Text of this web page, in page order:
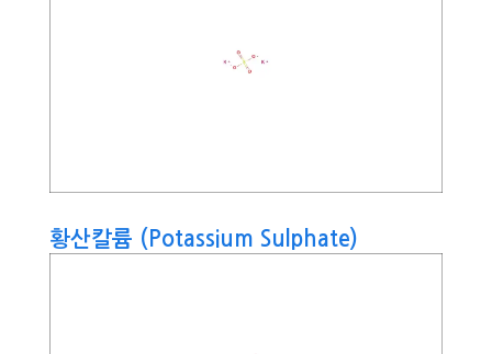
황산칼륨 (Potassium Sulphate)